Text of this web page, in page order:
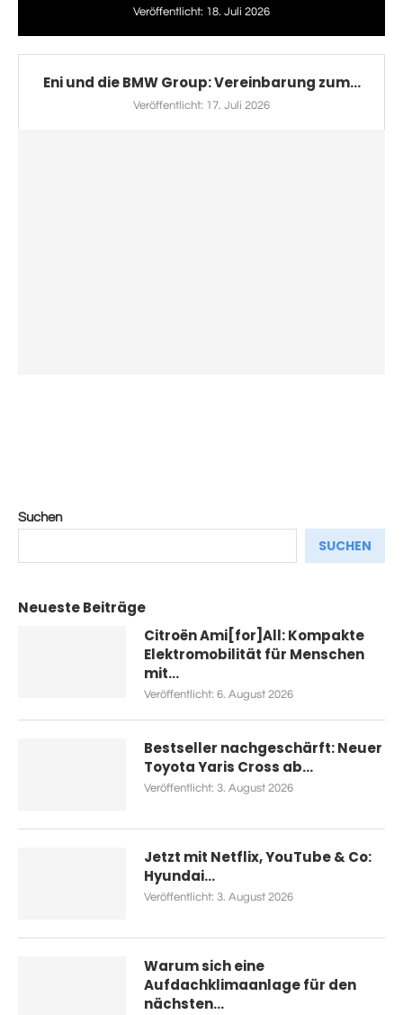
Veröffentlicht: 18. Juli 2026
Eni und die BMW Group: Vereinbarung zum...
Veröffentlicht: 17. Juli 2026
Suchen
SUCHEN
Neueste Beiträge
Citroën Ami[for]All: Kompakte
Elektromobilität für Menschen
mit...
Veröffentlicht: 6. August 2026
Bestseller nachgeschärft: Neuer
Toyota Yaris Cross ab...
Veröffentlicht: 3. August 2026
Jetzt mit Netflix, YouTube & Co:
Hyundai...
Veröffentlicht: 3. August 2026
Warum sich eine
Aufdachklimaanlage für den
nächsten...